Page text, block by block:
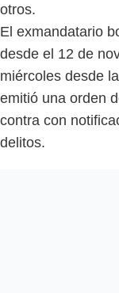
otros.
El exmandatario
desde el 12 de
miércoles desde
emitió una orden
contra con
delitos.